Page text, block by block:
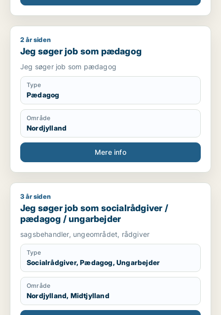
Jeg søger job som pædagog
2 år siden
Jeg søger job som pædagog
Jeg søger job som pædagog
Type
Pædagog
Område
Nordjylland
Mere info
Jeg søger job som socialrådgiver / pædagog / ungarbejder
3 år siden
Jeg søger job som socialrådgiver /
pædagog / ungarbejder
sagsbehandler, ungeområdet, rådgiver
Type
Socialrådgiver, Pædagog, Ungarbejder
Område
Nordjylland, Midtjylland